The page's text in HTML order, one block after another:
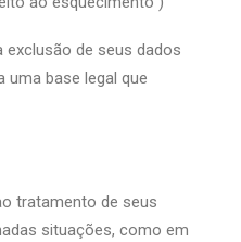
de seus dados
uma base legal que
tratamento de seus
situações, como em